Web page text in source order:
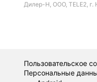
Дилер-Н, ООО, TELE2,
Пользовательское
Персональные